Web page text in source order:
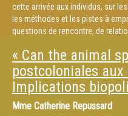
cette arrivée aux individus, sur
les méthodes et les pistes à
questions de rencontre, de
« Can the animal
postcoloniales
Implications
Mme Catherine Repussard